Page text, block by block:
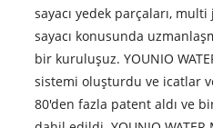
sayacı yedek parçaları, multi
sayacı konusunda
bir kuruluşuz. YOUNIO
sistemi oluşturdu ve icatlar
80'den fazla patent aldı ve